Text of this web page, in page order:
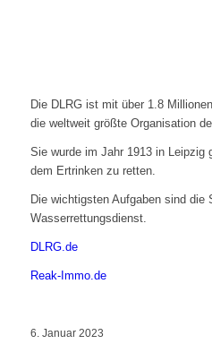
Die DLRG ist mit über 1.8
die weltweit größte Organisation
Sie wurde im Jahr 1913 in Leipzig
dem Ertrinken zu retten.
Die wichtigsten Aufgaben sind die
Wasserrettungsdienst.
DLRG.de
Reak-Immo.de
6. Januar 2023